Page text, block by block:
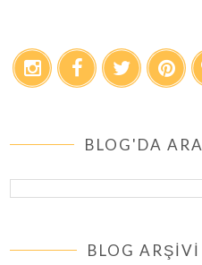
BLOG'DA ARA
BLOG ARŞİVİ